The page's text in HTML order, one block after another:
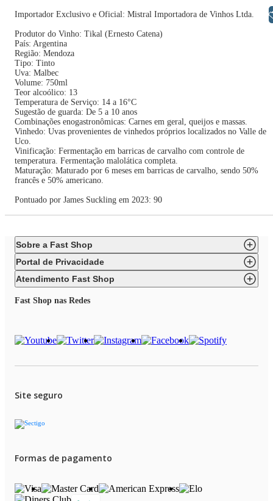
Importador Exclusivo e Oficial: Mistral Importadora de Vinhos Ltda.
Produtor do Vinho: Tikal (Ernesto Catena)
País: Argentina
Região: Mendoza
Tipo: Tinto
Uva: Malbec
Volume: 750ml
Teor alcoólico: 13
Temperatura de Serviço: 14 a 16°C
Sugestão de guarda: De 5 a 10 anos
Combinações enogastronômicas: Carnes em geral, queijos e massas.
Vinhedo: Uvas provenientes de vinhedos próprios localizados no Valle de
Uco.
Vinificação: Fermentação em barricas de carvalho com controle de
temperatura. Fermentação malolática completa.
Maturação: Maturado por 6 meses em barricas de carvalho, sendo 50%
francês e 50% americano.
Pontuado por James Suckling em 2023: 90
Sobre a Fast Shop
Portal de Privacidade
Atendimento Fast Shop
Fast Shop nas Redes
Site seguro
Formas de pagamento
Libras